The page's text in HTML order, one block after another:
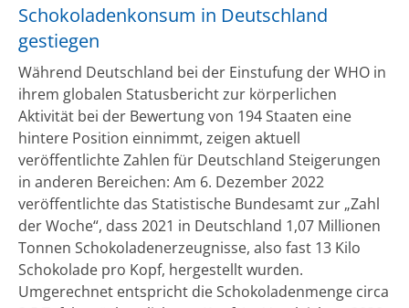
Schokoladenkonsum in Deutschland
gestiegen
Während Deutschland bei der Einstufung der WHO in
ihrem globalen Statusbericht zur körperlichen
Aktivität bei der Bewertung von 194 Staaten eine
hintere Position einnimmt, zeigen aktuell
veröffentlichte Zahlen für Deutschland Steigerungen
in anderen Bereichen: Am 6. Dezember 2022
veröffentlichte das Statistische Bundesamt zur „Zahl
der Woche“, dass 2021 in Deutschland 1,07 Millionen
Tonnen Schokoladenerzeugnisse, also fast 13 Kilo
Schokolade pro Kopf, hergestellt wurden.
Umgerechnet entspricht die Schokoladenmenge circa